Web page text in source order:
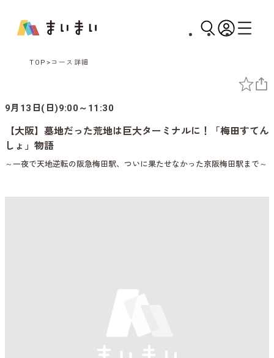
TOP コース詳細
9月13日(日)9:00～11:30
【大阪】墓地だった荒地は巨大ターミナルに！「梅田すてん
しょ」物語
～一夜で天地逆転の阪急梅田駅、ついに果たせなかった京阪梅田駅まで～